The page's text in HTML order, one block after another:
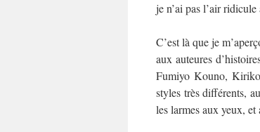
je n’ai pas l’air ridicule
C’est là que je
aux auteures
Fumiyo Kouno,
styles très différents,
les larmes aux yeux,